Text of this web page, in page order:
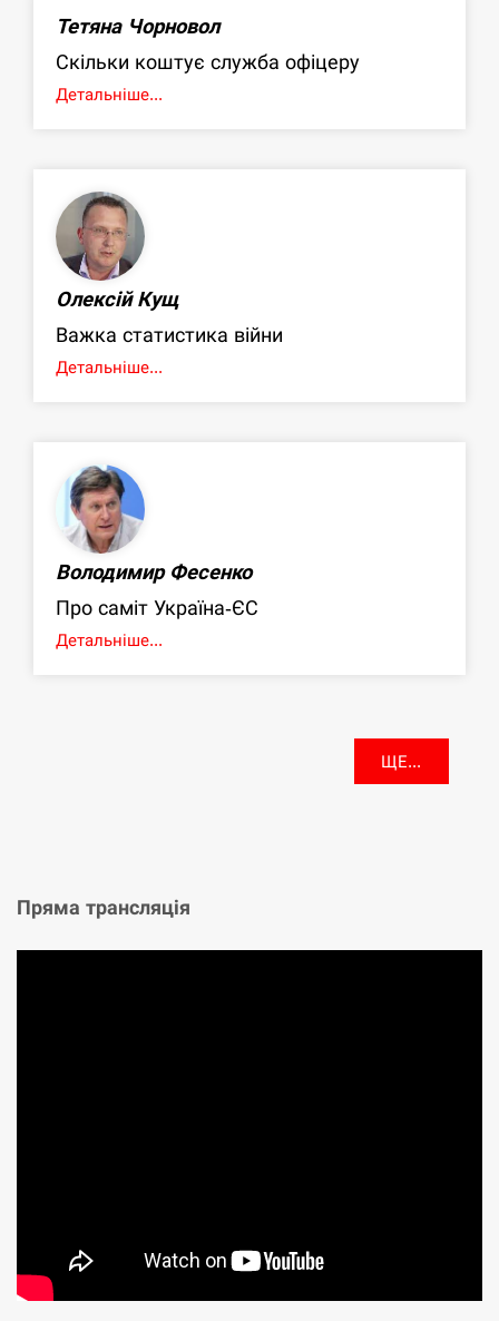
Тетяна Чорновол
Скільки коштує служба офіцеру
Детальніше...
Олексій Кущ
Важка статистика війни
Детальніше...
Володимир Фесенко
Про саміт Україна-ЄС
Детальніше...
ЩЕ...
Пряма трансляція